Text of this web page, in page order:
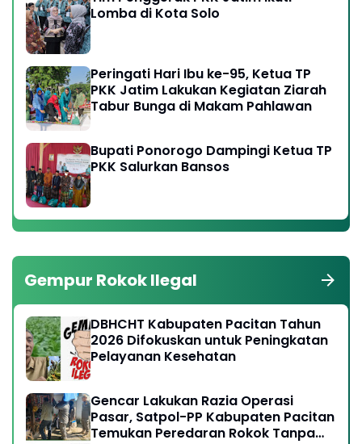
Lomba di Kota Solo
Peringati Hari Ibu ke-95, Ketua TP
PKK Jatim Lakukan Kegiatan Ziarah
Tabur Bunga di Makam Pahlawan
Bupati Ponorogo Dampingi Ketua TP
PKK Salurkan Bansos
Gempur Rokok Ilegal
DBHCHT Kabupaten Pacitan Tahun
2026 Difokuskan untuk Peningkatan
Pelayanan Kesehatan
Gencar Lakukan Razia Operasi
Pasar, Satpol-PP Kabupaten Pacitan
Temukan Peredaran Rokok Tanpa